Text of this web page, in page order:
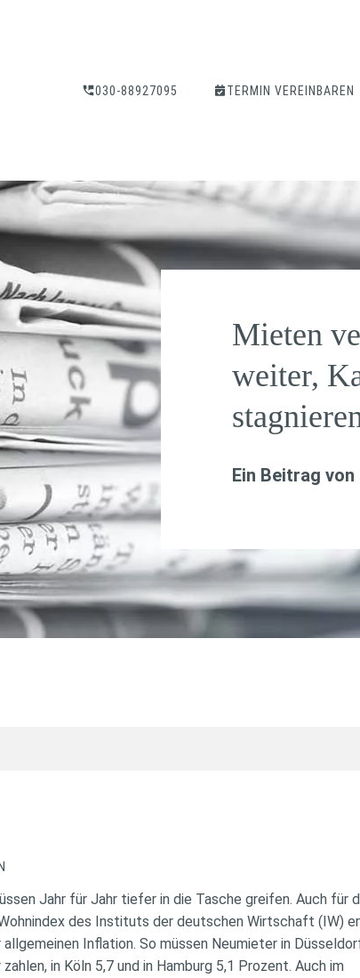
030-88927095 TERMIN VEREINBAREN
Mieten
weiter,
Ein Beitrag von
Jahr für Jahr tiefer in die Tasche greifen. Auch für
des Instituts der deutschen Wirtschaft (IW)
Inflation. So müssen Neumieter in
in Köln 5,7 und in Hamburg 5,1 Prozent. Auch im